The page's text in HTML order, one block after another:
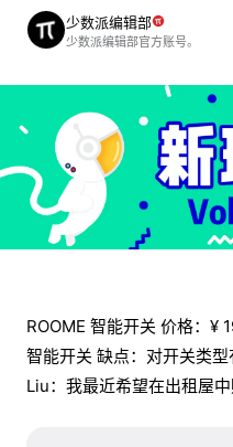
少数派编辑部
少数派编辑部官方账号。
ROOME 智能开关 价格：¥
智能开关 缺点：对开关类
Liu：我最近希望在出租屋